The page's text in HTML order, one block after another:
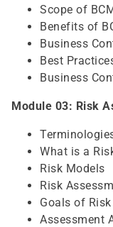
Scope of
Benefits of
Business
Best
Business
Module 03: Risk
What is a
Risk Models
Risk
Goals of
Assessment